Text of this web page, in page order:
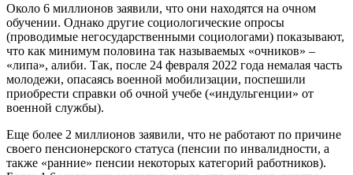
Около 6 миллионов заявили, что они находятся на очном
обучении. Однако другие социологические опросы
(проводимые негосударственными социологами) показывают,
что как минимум половина так называемых «очников» –
«липа», алиби. Так, после 24 февраля 2022 года немалая часть
молодежи, опасаясь военной мобилизации, поспешили
приобрести справки об очной учебе («индульгенции» от
военной службы).
Еще более 2 миллионов заявили, что не работают по причине
своего пенсионерского статуса (пенсии по инвалидности, а
также «ранние» пенсии некоторых категорий работников).